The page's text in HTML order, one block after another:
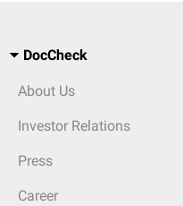
DocCheck
About Us
Investor Relations
Press
Career